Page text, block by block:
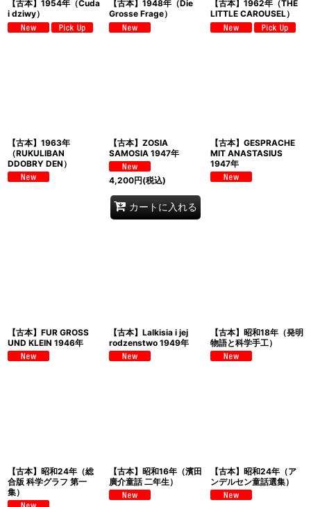
【古本】1954年（Cuda
i dziwy）
【古本】1948年（Die
Grosse Frage）
【古本】1962年（THE
LITTLE CAROUSEL）
【古本】1963年
（RUKULIBAN
DDOBRY DEN）
【古本】ZOSIA
SAMOSIA 1947年
4,200円(税込)
カートに入れる
【古本】GESPRACHE
MIT ANASTASIUS
1947年
【古本】FUR GROSS
UND KLEIN 1946年
【古本】Lalkisia i jej
rodzenstwo 1949年
【古本】昭和18年（発明
物語と科学手工）
【古本】昭和24年（総
合版 科学グラフ 第一
集）
【古本】昭和16年（濱田
廣介童話 二年生）
【古本】昭和24年（ア
ンデルセン童話選集）